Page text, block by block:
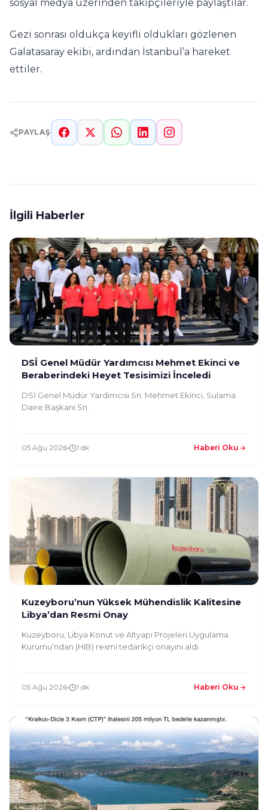
sosyal medya üzerinden takipçileriyle paylaştılar.
Gezi sonrası oldukça keyifli oldukları gözlenen
Galatasaray ekibi, ardından İstanbul’a hareket
ettiler.
PAYLAŞ
İlgili Haberler
DSİ Genel Müdür Yardımcısı Mehmet Ekinci ve
Beraberindeki Heyet Tesisimizi İnceledi
DSİ Genel Müdür Yardımcısı Sn. Mehmet Ekinci, Sulama
Daire Başkanı Sn.
05 Ağu 2026 1 dk Haberi Oku
Kuzeyboru’nun Yüksek Mühendislik Kalitesine
Libya’dan Resmi Onay
Kuzeyboru, Libya Konut ve Altyapı Projeleri Uygulama
Kurumu’ndan (HIB) resmi tedarikçi onayını aldı
05 Ağu 2026 1 dk Haberi Oku